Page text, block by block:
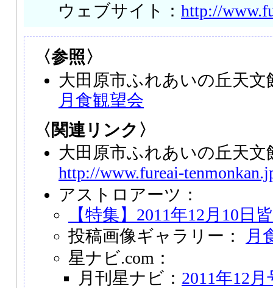
ウェブサイト： http://
〈参照〉
大田原市ふれあいの丘天
月食観望会
〈関連リンク〉
大田原市ふれあいの丘天文
http://www.fureai-
アストロアーツ：
【特集】2011年12月10日
投稿画像ギャラリー：
月
星ナビ.com：
月刊星ナビ： 2011年12月